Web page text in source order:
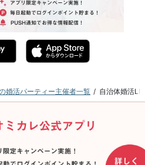
婚活パーティー主催者一覧 自治体婚活